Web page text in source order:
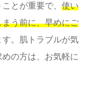
とが重要で、 使い
う前に、早めにご
す。肌トラブルが気
の方は、お気軽に